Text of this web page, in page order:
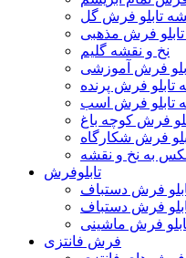
تابلو فرش گل
فرش مذهبی
نخ و نقشه گلیم
فرش آموزشی
تابلو فرش پرنده
تابلو فرش اسب
فرش کوچه باغ
فرش شکارگاه
به نخ و نقشه
تابلوفرش
فرش دستباف
فرش دستباف
فرش ماشینی
فرش فانتزی